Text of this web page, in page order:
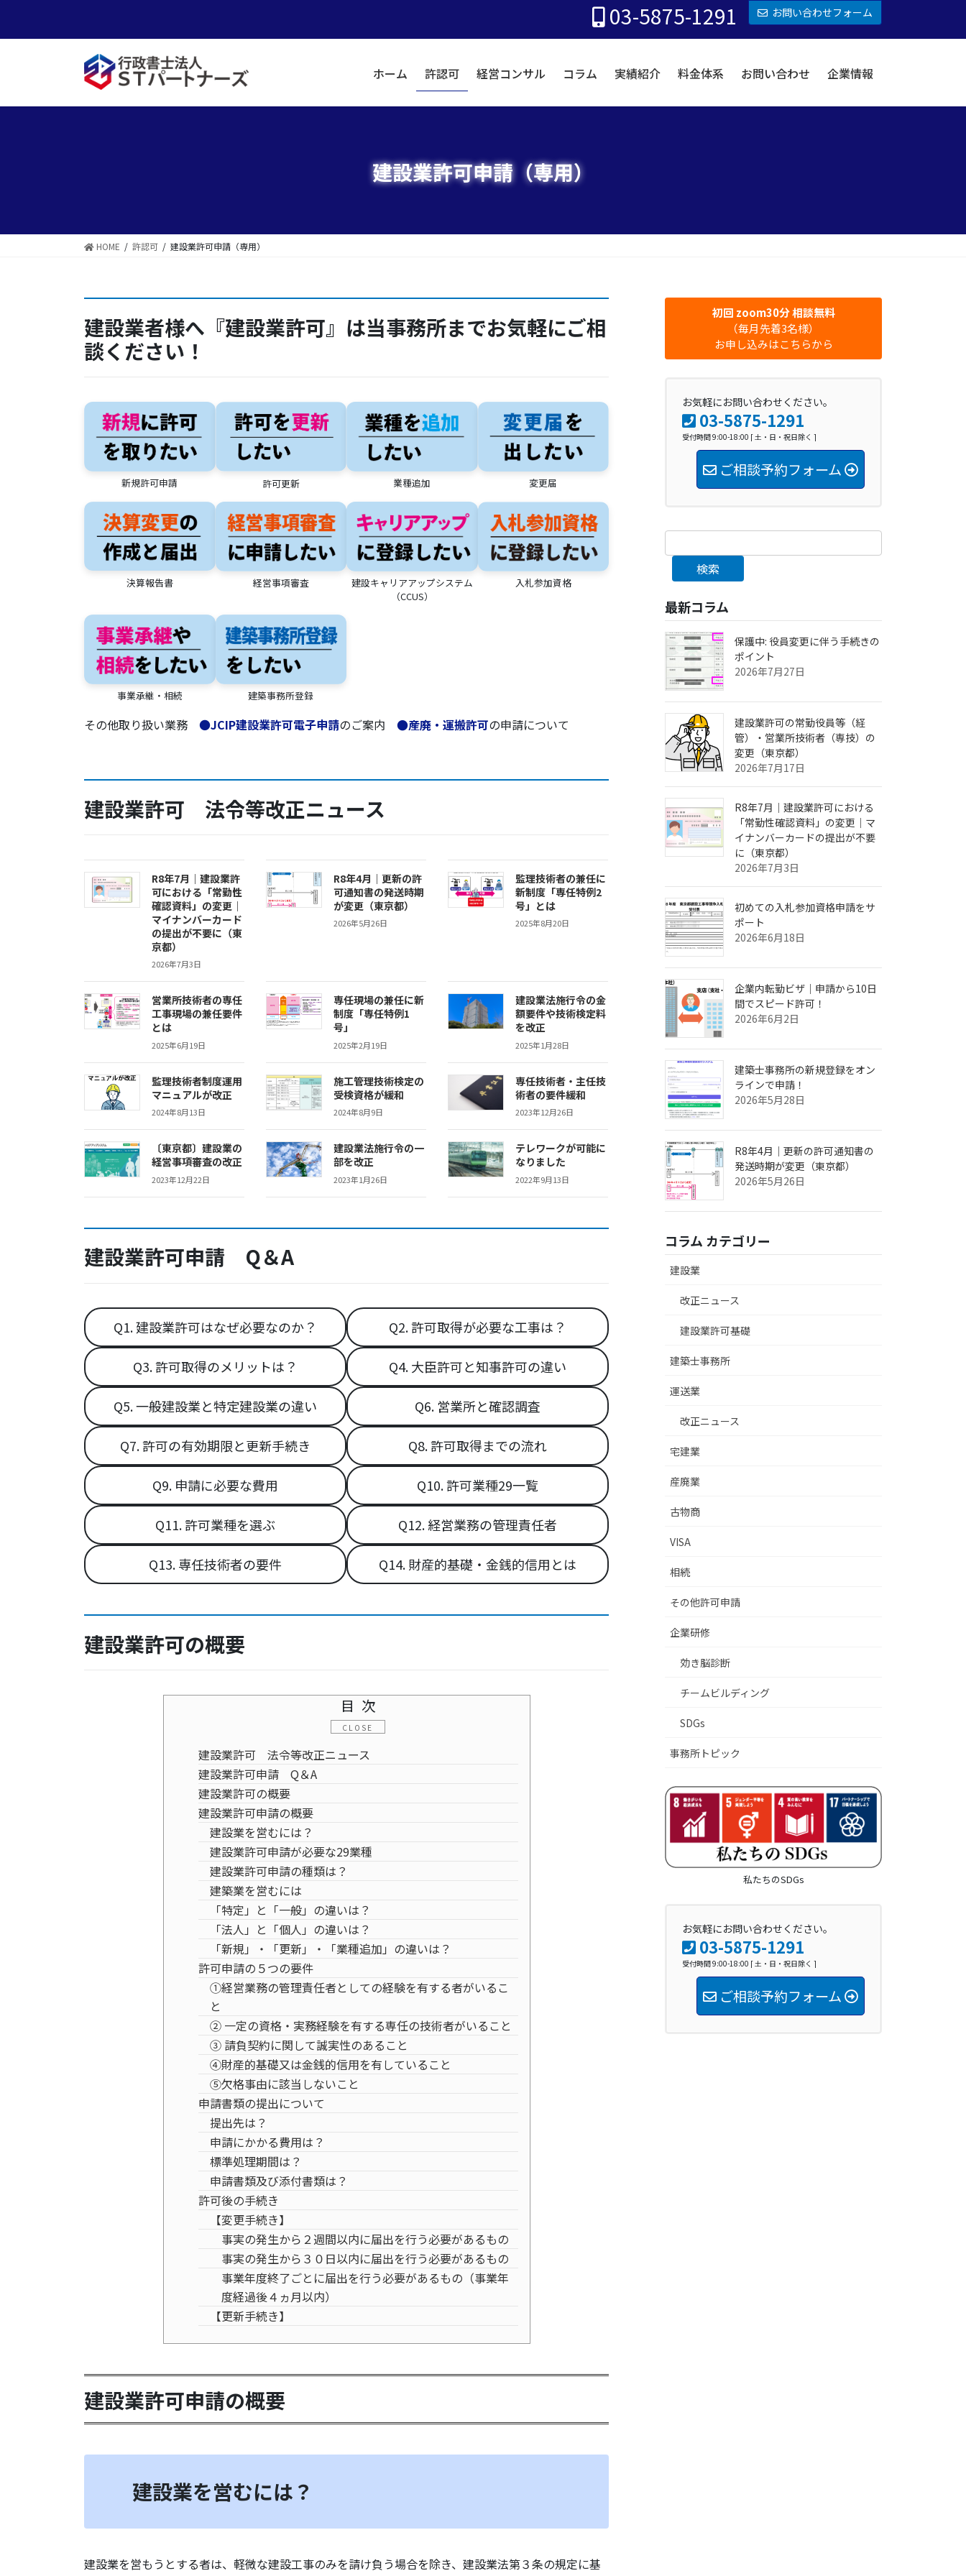
テ
移
ゲ
ン
03-5875-1291 お問い合わせフォーム
ホーム 許認可 経営コンサル コラム 実績紹介 料金体系 お問い合わせ 企業情報
建設業許可申請（専用）
HOME 許認可 建設業許可申請（専用）
建設業者様へ『建設業許可』は当事務所までお気軽にご相
談ください！
新規許可申請 許可更新 業種追加 変更届
決算報告書 経営事項審査
建設キャリアアップシステム
（CCUS）
入札参加資格
事業承継・相続 建築事務所登録
その他取り扱い業務 ●JCIP建設業許可電子申請のご案内 ●産廃・運搬許可の申請について
建設業許可 法令等改正ニュース
R8年7月｜建設業許
可における「常勤性
確認資料」の変更｜
マイナンバーカード
の提出が不要に（東
京都）
2026年7月3日
R8年4月｜更新の許
可通知書の発送時期
が変更（東京都）
2026年5月26日
監理技術者の兼任に
新制度「専任特例2
号」とは
2025年8月20日
営業所技術者の専任
工事現場の兼任要件
とは
2025年6月19日
専任現場の兼任に新
制度「専任特例1
号」
2025年2月19日
建設業法施行令の金
額要件や技術検定料
を改正
2025年1月28日
監理技術者制度運用
マニュアルが改正
2024年8月13日
施工管理技術検定の
受検資格が緩和
2024年8月9日
専任技術者・主任技
術者の要件緩和
2023年12月26日
〔東京都〕建設業の
経営事項審査の改正
2023年12月22日
建設業法施行令の一
部を改正
2023年1月26日
テレワークが可能に
なりました
2022年9月13日
建設業許可申請 Q＆A
Q1. 建設業許可はなぜ必要なのか？ Q2. 許可取得が必要な工事は？
Q3. 許可取得のメリットは？ Q4. 大臣許可と知事許可の違い
Q5. 一般建設業と特定建設業の違い Q6. 営業所と確認調査
Q7. 許可の有効期限と更新手続き Q8. 許可取得までの流れ
Q9. 申請に必要な費用 Q10. 許可業種29一覧
Q11. 許可業種を選ぶ Q12. 経営業務の管理責任者
Q13. 専任技術者の要件 Q14. 財産的基礎・金銭的信用とは
建設業許可の概要
目次
建設業許可 法令等改正ニュース
建設業許可申請 Q＆A
建設業許可の概要
建設業許可申請の概要
建設業を営むには？
建設業許可申請が必要な29業種
建設業許可申請の種類は？
建築業を営むには
「特定」と「一般」の違いは？
「法人」と「個人」の違いは？
「新規」・「更新」・「業種追加」の違いは？
許可申請の５つの要件
①経営業務の管理責任者としての経験を有する者がいるこ
と
② 一定の資格・実務経験を有する専任の技術者がいること
③ 請負契約に関して誠実性のあること
④財産的基礎又は金銭的信用を有していること
⑤欠格事由に該当しないこと
申請書類の提出について
提出先は？
申請にかかる費用は？
標準処理期間は？
申請書類及び添付書類は？
許可後の手続き
【変更手続き】
事実の発生から２週間以内に届出を行う必要があるもの
事実の発生から３０日以内に届出を行う必要があるもの
事業年度終了ごとに届出を行う必要があるもの（事業年
度経過後４ヵ月以内）
【更新手続き】
建設業許可申請の概要
建設業を営むには？
建設業を営もうとする者は、軽微な建設工事のみを請け負う場合を除き、建設業法第３条の規定に基
初回 zoom30分 相談無料
（毎月先着3名様）
お申し込みはこちらから
お気軽にお問い合わせください。
03-5875-1291
受付時間 9:00-18:00 [ 土・日・祝日除く ]
ご相談予約フォーム
検索
最新コラム
保護中: 役員変更に伴う手続きの
ポイント
2026年7月27日
建設業許可の常勤役員等（経
管）・営業所技術者（専技）の
変更（東京都）
2026年7月17日
R8年7月｜建設業許可における
「常勤性確認資料」の変更｜マ
イナンバーカードの提出が不要
に（東京都）
2026年7月3日
初めての入札参加資格申請をサ
ポート
2026年6月18日
企業内転勤ビザ｜申請から10日
間でスピード許可！
2026年6月2日
建築士事務所の新規登録をオン
ラインで申請！
2026年5月28日
R8年4月｜更新の許可通知書の
発送時期が変更（東京都）
2026年5月26日
コラム カテゴリー
建設業
改正ニュース
建設業許可基礎
建築士事務所
運送業
改正ニュース
宅建業
産廃業
古物商
VISA
相続
その他許可申請
企業研修
効き脳診断
チームビルディング
SDGs
事務所トピック
私たちのSDGs
お気軽にお問い合わせください。
03-5875-1291
受付時間 9:00-18:00 [ 土・日・祝日除く ]
ご相談予約フォーム